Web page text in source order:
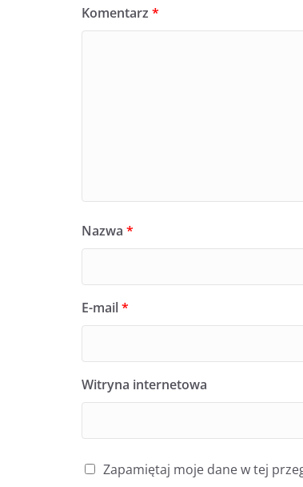
Komentarz *
Nazwa *
E-mail*
Witryna internetowa
Zapamiętaj moje dane w tej